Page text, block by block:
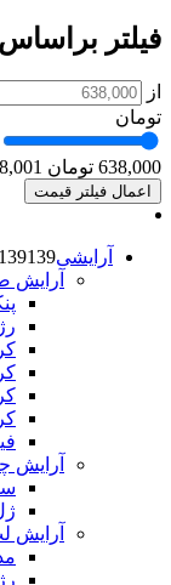
فیلتر
از
تومان
638,000 تومان 638,001
اعمال فیلتر قیمت
آرایشی 139139 محصول
آرایش
آرایش
آرایش